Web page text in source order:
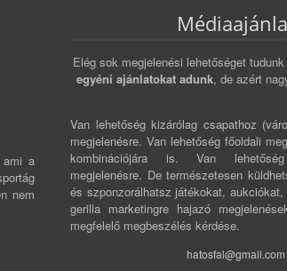
ami a
nem
Elég sok megjelenési lehetőséget
egyéni ajánlatokat adunk, de azért
Van lehetőség kizárólag csapathoz
megjelenésre. Van lehetőség főoldali
kombinációjára is. Van
megjelenésre. De természetesen
és szponzorálhatsz játékokat,
gerilla marketingre hajazó
megfelelő megbeszélés kérdése.
hatosfal@gmail.com